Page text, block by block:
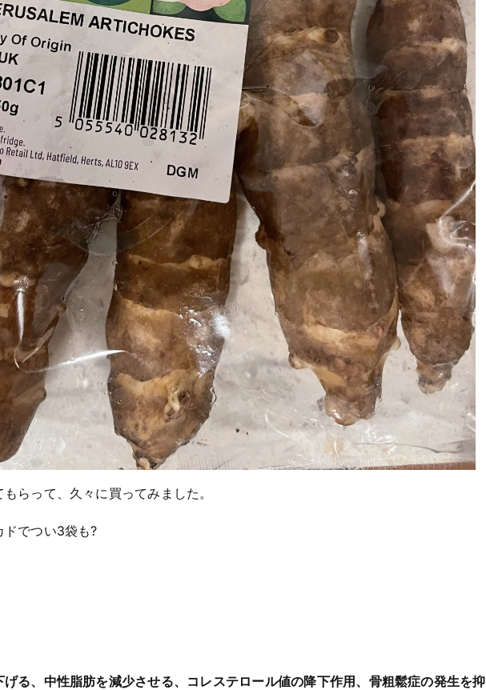
らって、久々に買ってみました。
でつい3袋も?
る、中性脂肪を減少させる、コレステロール値の降下作用、骨粗鬆症の発生を抑